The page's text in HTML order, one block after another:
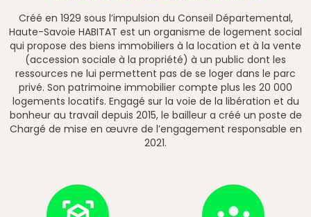
Créé en 1929 sous l’impulsion du Conseil Départemental,
Haute-Savoie HABITAT est un organisme de logement social
qui propose des biens immobiliers à la location et à la vente
(accession sociale à la propriété) à un public dont les
ressources ne lui permettent pas de se loger dans le parc
privé. Son patrimoine immobilier compte plus les 20 000
logements locatifs. Engagé sur la voie de la libération et du
bonheur au travail depuis 2015, le bailleur a créé un poste de
Chargé de mise en œuvre de l’engagement responsable en
2021.